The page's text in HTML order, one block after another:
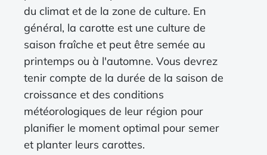
du climat et de la zone de culture. En
général, la carotte est une culture de
saison fraîche et peut être semée au
printemps ou à l'automne. Vous devrez
tenir compte de la durée de la saison de
croissance et des conditions
météorologiques de leur région pour
planifier le moment optimal pour semer
et planter leurs carottes.